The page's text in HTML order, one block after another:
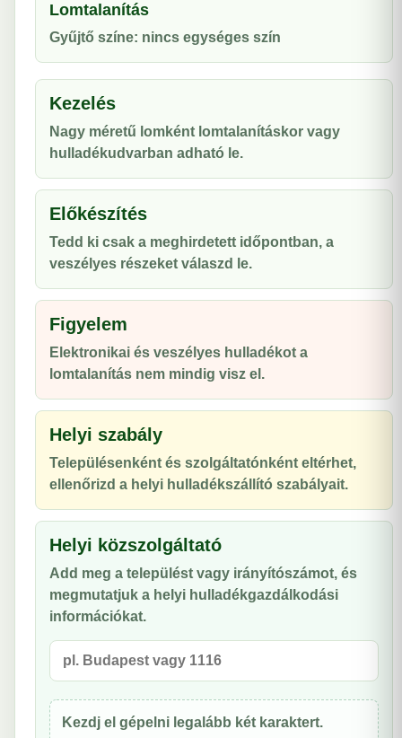
Lomtalanítás
Gyűjtő színe: nincs egységes szín
Kezelés
Nagy méretű lomként lomtalanításkor vagy
hulladékudvarban adható le.
Előkészítés
Tedd ki csak a meghirdetett időpontban, a
veszélyes részeket válaszd le.
Figyelem
Elektronikai és veszélyes hulladékot a
lomtalanítás nem mindig visz el.
Helyi szabály
Településenként és szolgáltatónként eltérhet,
ellenőrizd a helyi hulladékszállító szabályait.
Helyi közszolgáltató
Add meg a települést vagy irányítószámot, és
megmutatjuk a helyi hulladékgazdálkodási
információkat.
Kezdj el gépelni legalább két karaktert.